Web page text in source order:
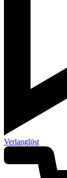
Verlanglijst